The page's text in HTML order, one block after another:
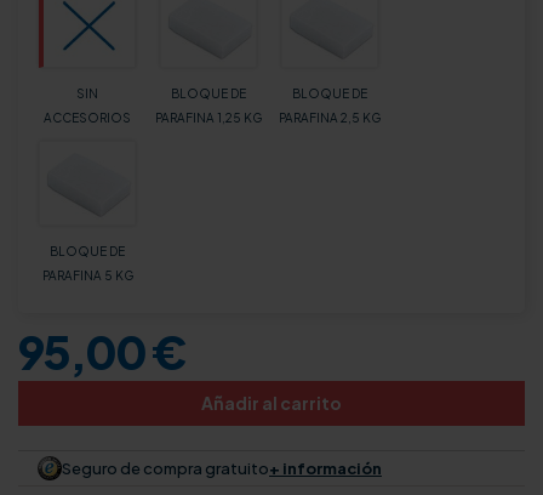
SIN
ACCESORIOS
BLOQUE DE
PARAFINA 1,25 KG
BLOQUE DE
PARAFINA 2,5 KG
BLOQUE DE
PARAFINA 5 KG
95,00 €
Añadir al carrito
Seguro de compra gratuito+ información